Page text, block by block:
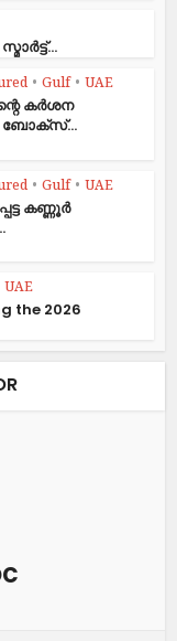
• Gulf • UAE
കർശന
ബോക്സ്...
• Gulf • UAE
കണ്ണൂര്‍
UAE
the 2026